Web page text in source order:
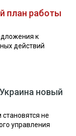
план работы
к
действий
новый
не
управления